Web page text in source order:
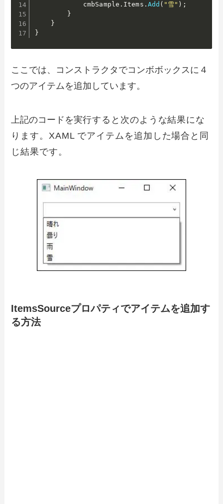
            cmbSample
. Items . Add ( "雪" ) ;
}
}
}
ここでは、コンストラクタでコンボボックスに４
つのアイテムを追加しています。
上記のコードを実行すると次のような結果にな
ります。XAML でアイテムを追加した場合と同
じ結果です。
ItemsSourceプロパティでアイテムを追加す
る方法